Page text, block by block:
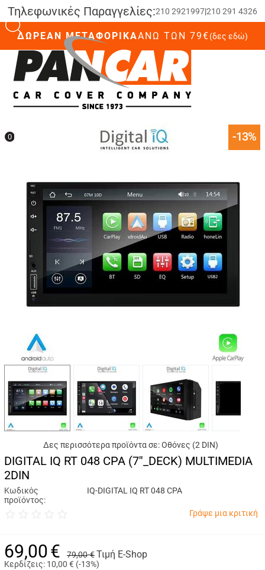
Τηλεφωνικές Παραγγελίες:210 2921997|210 291 4326
ΔΩΡΕΑΝ ΜΕΤΑΦΟΡΙΚΑΆΝΩ ΤΩΝ 79€(δες εδώ)
0
-13%
Δες περισσότερα προϊόντα σε: Οθόνες (2 DIN)
DIGITAL IQ RT 048 CPA (7''_DECK) MULTIMEDIA
2DIN
Κωδικός
προϊόντος:
IQ-DIGITAL IQ RT 048 CPA
Γράψε μια κριτική
69,00€ 79,00 €Τιμή E-Shop
Κερδίζεις: 10,00 € (-13%)